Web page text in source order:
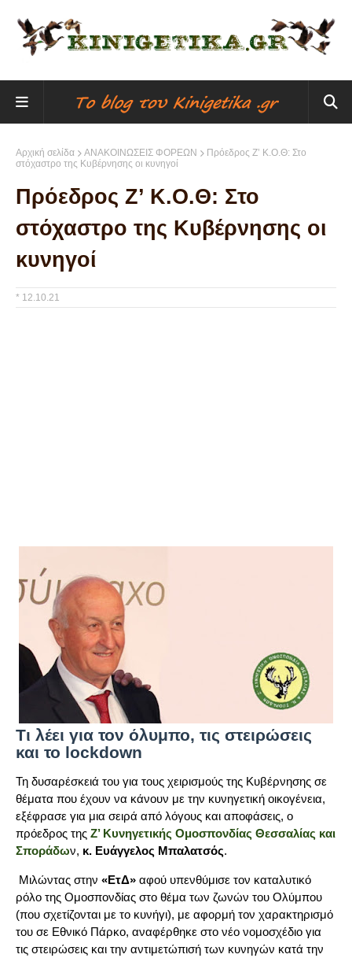
Αρχική σελίδα ΑΝΑΚΟΙΝΩΣΕΙΣ ΦΟΡΕΩΝ
Πρόεδρος Ζ’ Κ.Ο.Θ: Στο
στόχαστρο της Κυβέρνησης οι κυνηγοί
Πρόεδρος Ζ’ Κ.Ο.Θ: Στο
στόχαστρο της Κυβέρνησης οι
κυνηγοί
* 12.10.21
Τι λέει για τον όλυμπο, τις στειρώσεις
και το lockdown
Τη δυσαρέσκειά του για τους χειρισμούς της Κυβέρνησης σε
θέματα που έχουν να κάνουν με την κυνηγετική οικογένεια,
εξέφρασε για μια σειρά από λόγους και αποφάσεις, ο
πρόεδρος της Ζ’ Κυνηγετικής Ομοσπονδίας Θεσσαλίας και
Σποράδων, κ. Ευάγγελος Μπαλατσός.
Μιλώντας στην «ΕτΔ» αφού υπενθύμισε τον καταλυτικό
ρόλο της Ομοσπονδίας στο θέμα των ζωνών του Ολύμπου
(που σχετίζονται με το κυνήγι), με αφορμή τον χαρακτηρισμό
του σε Εθνικό Πάρκο, αναφέρθηκε στο νέο νομοσχέδιο για
τις στειρώσεις και την αντιμετώπισή των κυνηγών κατά την